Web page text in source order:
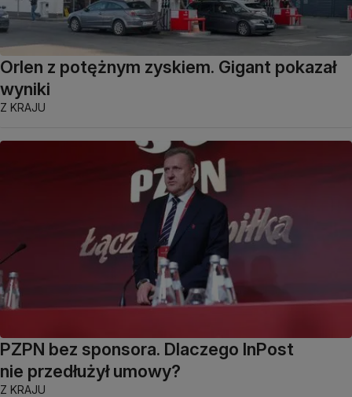
Orlen z potężnym zyskiem. Gigant pokazał
wyniki
Z KRAJU
PZPN bez sponsora. Dlaczego InPost
nie przedłużył umowy?
Z KRAJU